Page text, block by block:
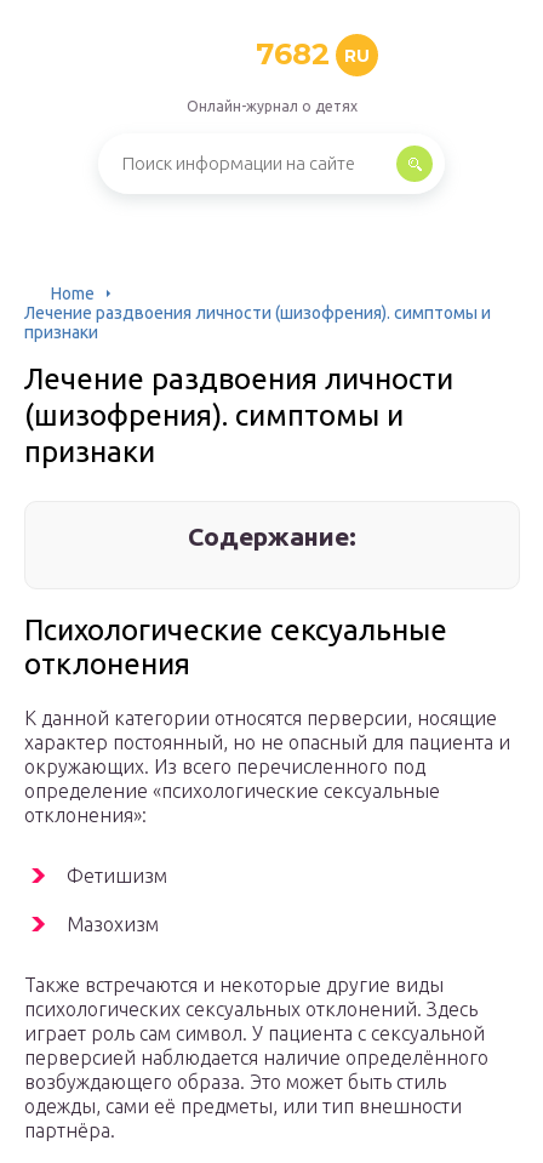
7682 RU
Онлайн-журнал о детях
Home
Лечение раздвоения личности (шизофрения). симптомы и
признаки
Лечение раздвоения личности
(шизофрения). симптомы и
признаки
Содержание:
Психологические сексуальные
отклонения
К данной категории относятся перверсии, носящие
характер постоянный, но не опасный для пациента и
окружающих. Из всего перечисленного под
определение «психологические сексуальные
отклонения»:
Фетишизм
Мазохизм
Также встречаются и некоторые другие виды
психологических сексуальных отклонений. Здесь
играет роль сам символ. У пациента с сексуальной
перверсией наблюдается наличие определённого
возбуждающего образа. Это может быть стиль
одежды, сами её предметы, или тип внешности
партнёра.